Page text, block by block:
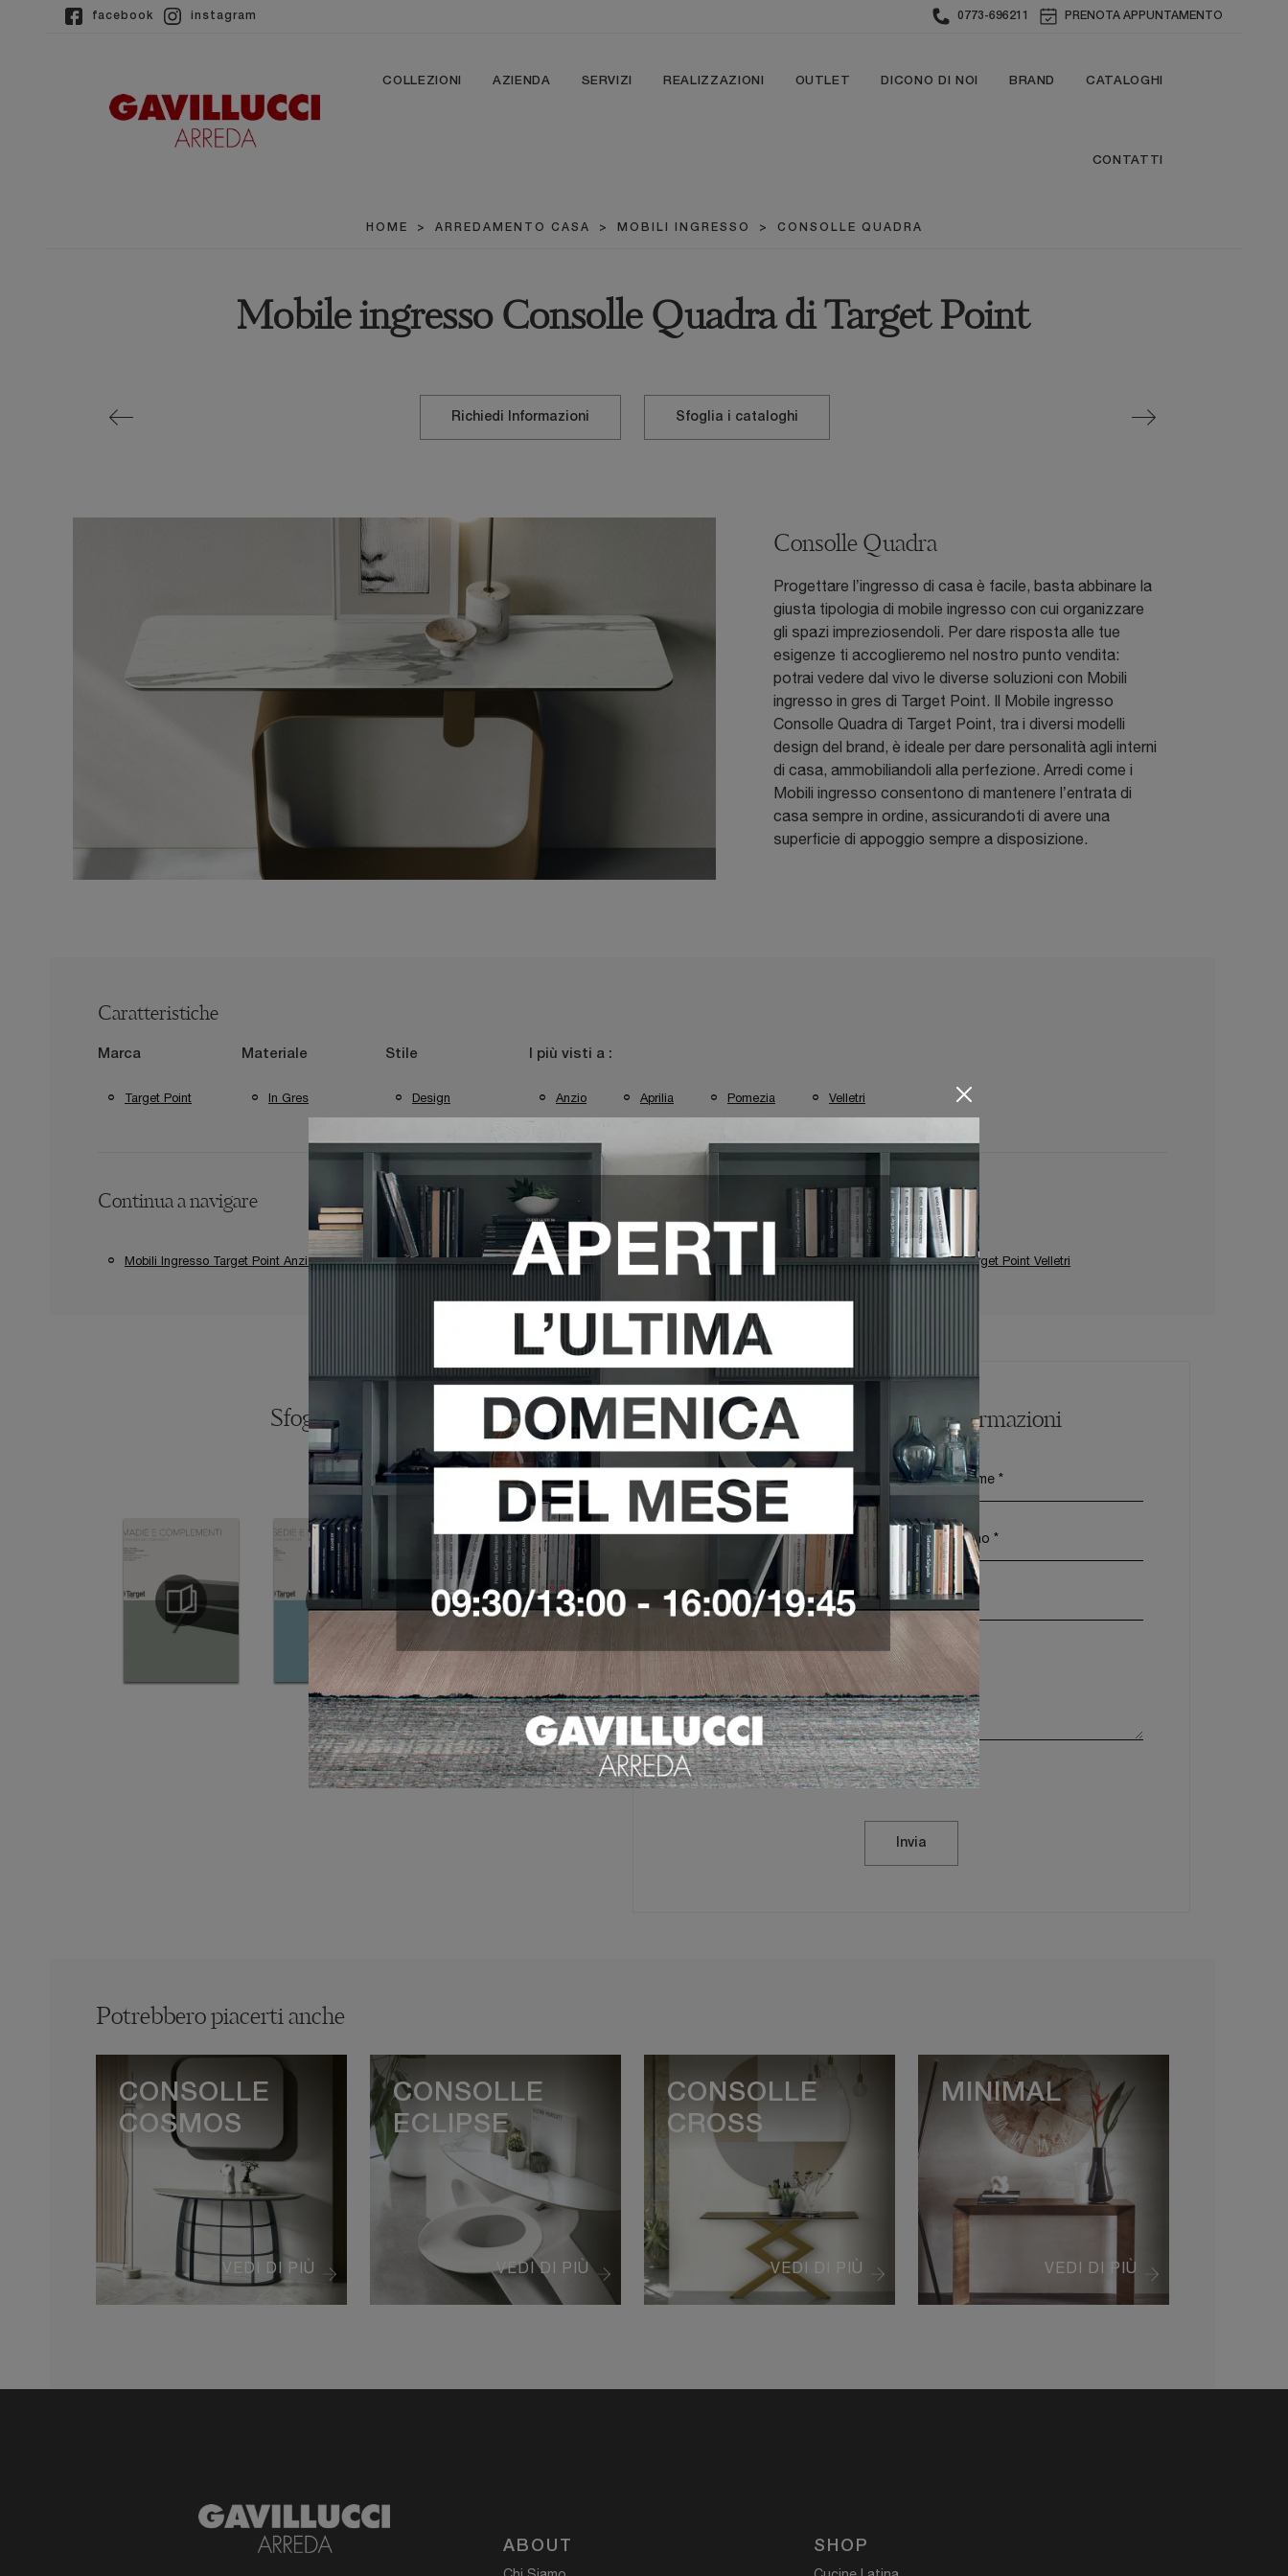
facebook instagram 0773-696211 PRENOTA APPUNTAMENTO
COLLEZIONI AZIENDA SERVIZI REALIZZAZIONI OUTLET DICONO DI NOI BRAND CATALOGHI
CONTATTI
HOME > ARREDAMENTO CASA > MOBILI INGRESSO > CONSOLLE QUADRA
Mobile ingresso Consolle Quadra di Target Point
Richiedi Informazioni Sfoglia i cataloghi
Consolle Quadra
Progettare l’ingresso di casa è facile, basta abbinare la
giusta tipologia di mobile ingresso con cui organizzare
gli spazi impreziosendoli. Per dare risposta alle tue
esigenze ti accoglieremo nel nostro punto vendita:
potrai vedere dal vivo le diverse soluzioni con Mobili
ingresso in gres di Target Point. Il Mobile ingresso
Consolle Quadra di Target Point, tra i diversi modelli
design del brand, è ideale per dare personalità agli interni
di casa, ammobiliandoli alla perfezione. Arredi come i
Mobili ingresso consentono di mantenere l’entrata di
casa sempre in ordine, assicurandoti di avere una
superficie di appoggio sempre a disposizione.
Caratteristiche
Marca
Target Point
Materiale
In Gres
Stile
Design
I più visti a :
Anzio Aprilia Pomezia Velletri
Continua a navigare
Mobili Ingresso Target Point Anzio Mobili Ingresso Target Point Aprilia Mobili Ingresso Target Point Pomezia Mobili Ingresso Target Point Velletri
Sfoglia i cataloghi Richiedi Maggiori Informazioni
Ho preso visione dellaPrivacy Policy
Invia
Potrebbero piacerti anche
VEDI DI PIÙ
CONSOLLE
COSMOS
VEDI DI PIÙ
CONSOLLE
ECLIPSE
VEDI DI PIÙ
CONSOLLE
CROSS
VEDI DI PIÙ
MINIMAL
ABOUT
SHOP